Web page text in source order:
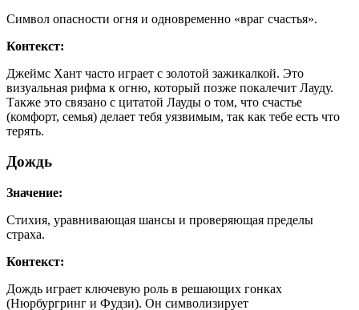
Символ опасности огня и одновременно «враг счастья».
Контекст:
Джеймс Хант часто играет с золотой зажикалкой. Это
визуальная рифма к огню, который позже покалечит Лауду.
Также это связано с цитатой Лауды о том, что счастье
(комфорт, семья) делает тебя уязвимым, так как тебе есть что
терять.
Дождь
Значение:
Стихия, уравнивающая шансы и проверяющая пределы
страха.
Контекст:
Дождь играет ключевую роль в решающих гонках
(Нюрбургринг и Фудзи). Он символизирует